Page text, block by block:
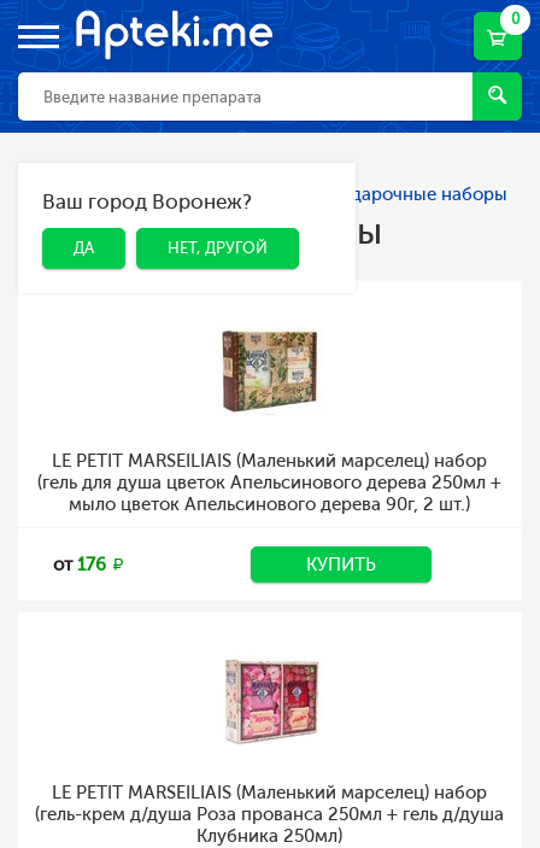
0
ДА НЕТ, ДРУГОЙ
Ваш город Воронеж?
ДА НЕТ, ДРУГОЙ
Главная Каталог Косметика Подарочные наборы
Подарочные наборы
LE PETIT MARSEILIAIS (Маленький марселец) набор
(гель для душа цветок Апельсинового дерева 250мл +
мыло цветок Апельсинового дерева 90г, 2 шт.)
от176 КУПИТЬ
LE PETIT MARSEILIAIS (Маленький марселец) набор
(гель-крем д/душа Роза прованса 250мл + гель д/душа
Клубника 250мл)